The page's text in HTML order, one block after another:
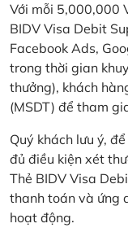
Với mỗi 5,000,000
BIDV Visa Debit
Facebook Ads,
trong thời gian
thưởng), khách
(MSDT) để tham
Quý khách lưu ý,
đủ điều kiện xét
Thẻ BIDV Visa
thanh toán và ứng
hoạt động.